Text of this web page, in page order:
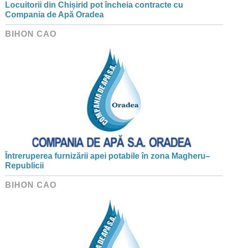
Locuitorii din Chișirid pot încheia contracte cu
Compania de Apă Oradea
BIHON CAO
Întreruperea furnizării apei potabile în zona Magheru–
Republicii
BIHON CAO